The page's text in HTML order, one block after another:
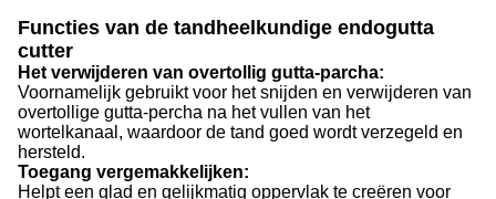
Functies van de tandheelkundige endogutta
cutter
Het verwijderen van overtollig gutta-parcha:
Voornamelijk gebruikt voor het snijden en verwijderen van
overtollige gutta-percha na het vullen van het
wortelkanaal, waardoor de tand goed wordt verzegeld en
hersteld.
Toegang vergemakkelijken:
Helpt een glad en gelijkmatig oppervlak te creëren voor